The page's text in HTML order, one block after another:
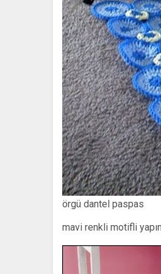
örgü dantel paspas
mavi renkli motifli